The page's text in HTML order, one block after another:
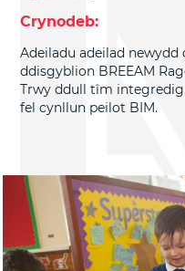
Crynodeb:
Adeiladu adeilad
ddisgyblion BREEAM
Trwy ddull tîm
fel cynllun peilot BIM.